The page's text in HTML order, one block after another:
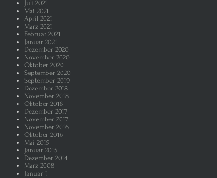
Juli 2021
Mai 2021
April 2021
März 2021
Februar 2021
Januar 2021
Dezember 2020
November 2020
Oktober 2020
September 2020
September 2019
Dezember 2018
November 2018
Oktober 2018
Dezember 2017
November 2017
November 2016
Oktober 2016
Mai 2015
Januar 2015
Dezember 2014
März 2008
Januar 1